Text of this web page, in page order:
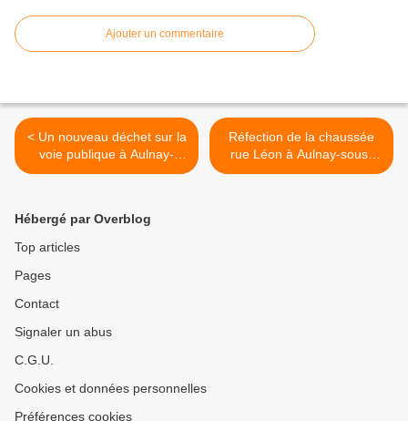
Ajouter un commentaire
< Un nouveau déchet sur la
voie publique à Aulnay-
sous-Bois : la bonbonne de
Réfection de la chaussée
rue Léon à Aulnay-sous-
Bois jusqu’au 3 novembre
Hébergé par Overblog
Top articles
Pages
Contact
Signaler un abus
C.G.U.
Cookies et données personnelles
Préférences cookies